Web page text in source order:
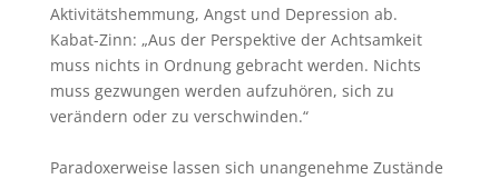
Aktivitätshemmung, Angst und Depression ab.
Kabat-Zinn: „Aus der Perspektive der Achtsamkeit
muss nichts in Ordnung gebracht werden. Nichts
muss gezwungen werden aufzuhören, sich zu
verändern oder zu verschwinden.“
Paradoxerweise lassen sich unangenehme Zustände